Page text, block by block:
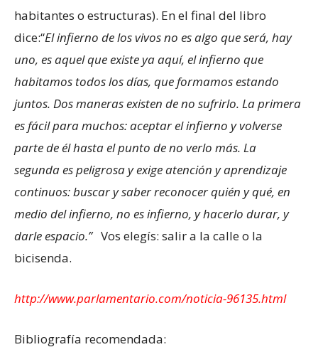
habitantes o estructuras). En el final del libro
dice:“El infierno de los vivos no es algo que será, hay
uno, es aquel que existe ya aquí, el infierno que
habitamos todos los días, que formamos estando
juntos. Dos maneras existen de no sufrirlo. La primera
es fácil para muchos: aceptar el infierno y volverse
parte de él hasta el punto de no verlo más. La
segunda es peligrosa y exige atención y aprendizaje
continuos: buscar y saber reconocer quién y qué, en
medio del infierno, no es infierno, y hacerlo durar, y
darle espacio.” Vos elegís: salir a la calle o la
bicisenda.
http://www.parlamentario.com/noticia-96135.html
Bibliografía recomendada: